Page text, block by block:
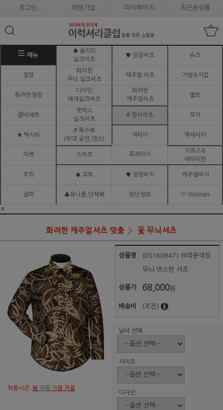
로그인 회원가입 마이페이지 최근본상품
메뉴
♠ 솔리드
실크셔츠
♥ 정장셔츠 슈즈
정장
화려한
무늬 실크셔츠
캐주얼 셔츠 가방&지갑
화려한정장
디자인
배색실크셔츠
화려한
캐주얼셔츠
벨트
콤비세트
핫픽스
실크셔츠
# 망사셔츠 모자
★ 턱시도
♬ 특수복
(무대.공연,댄스)
넥타이 액세서리
자켓 스카프 루프타이
커프스&
넥타이핀
조끼 ♠ 코트 ♥ 정장바지 캐주얼바지
점퍼 ♣유니폼,단체복 원단정보 ♡ Woman
ㅌ
화려한 캐주얼셔츠 맞춤 꽃 무늬셔츠
착용시즌: 봄 여름 가을 겨울
상품명 (DS160947) 브라운색상
무늬 면스판 셔츠
상품가 68,000원
배송비 (조건)
남녀 선택
사이즈
디자인